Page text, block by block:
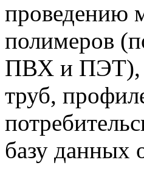
проведению
полимеров
ПВХ и ПЭТ),
труб,
базу данных